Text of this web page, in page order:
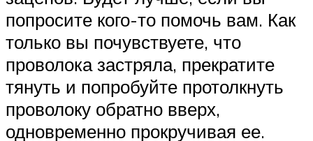
попросите кого-то помочь вам. Как
только вы почувствуете, что
проволока застряла, прекратите
тянуть и попробуйте протолкнуть
проволоку обратно вверх,
одновременно прокручивая ее.